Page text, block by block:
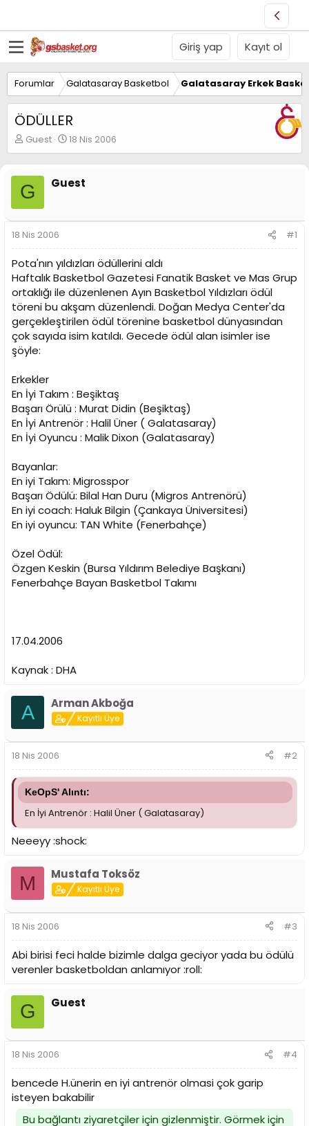
Giriş yap Kayıt ol
Forumlar Galatasaray Basketbol Galatasaray Erkek
ÖDÜLLER
K
o
u
y
u
B
a
ş
l
a
t
a
n
Guest
B
a
a
ı
t
a
r
i
h
i
18 Nis 2006
G Guest
18 Nis 2006 #1
Pota'nın yıldızları ödüllerini aldı
Haftalık Basketbol Gazetesi Fanatik Basket ve Mas Grup
ortaklığı ile düzenlenen Ayın Basketbol Yıldızları ödül
töreni bu akşam düzenlendi. Doğan Medya Center'da
gerçekleştirilen ödül törenine basketbol dünyasından
çok sayıda isim katıldı. Gecede ödül alan isimler ise
şöyle:
Erkekler
En İyi Takım : Beşiktaş
Başarı Örülü : Murat Didin (Beşiktaş)
En İyi Antrenör : Halil Üner ( Galatasaray)
En İyi Oyuncu : Malik Dixon (Galatasaray)
Bayanlar:
En iyi Takım: Migrosspor
Başarı Ödülü: Bilal Han Duru (Migros Antrenörü)
En iyi coach: Haluk Bilgin (Çankaya Üniversitesi)
En iyi oyuncu: TAN White (Fenerbahçe)
Özel Ödül:
Özgen Keskin (Bursa Yıldırım Belediye Başkanı)
Fenerbahçe Bayan Basketbol Takımı
17.04.2006
Kaynak : DHA
A Arman Akboğa
Kayıtlı Üye
18 Nis 2006 #2
KeOpS' Alıntı:
En İyi Antrenör : Halil Üner ( Galatasaray)
Neeeyy :shock:
M Mustafa Toksöz
Kayıtlı Üye
18 Nis 2006 #3
Abi birisi feci halde bizimle dalga geciyor yada bu ödülü
verenler basketboldan anlamıyor :roll:
G Guest
18 Nis 2006 #4
bencede H.ünerin en iyi antrenör olmasi çok garip
isteyen bakabilir
Bu bağlantı ziyaretçiler için gizlenmiştir. Görmek için